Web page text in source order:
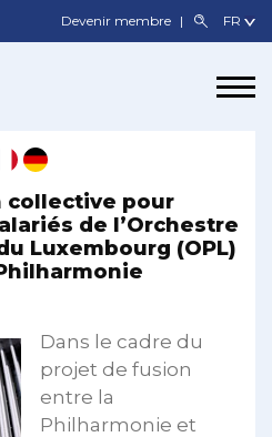
Devenir membre
collective pour
de l’Orchestre
Luxembourg (OPL)
Dans le cadre du
projet de fusion
entre la
Philharmonie et